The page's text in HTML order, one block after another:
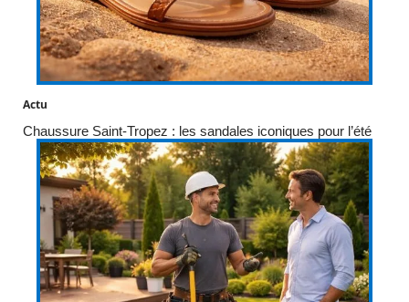
Actu
Chaussure Saint-Tropez : les sandales iconiques pour l’été